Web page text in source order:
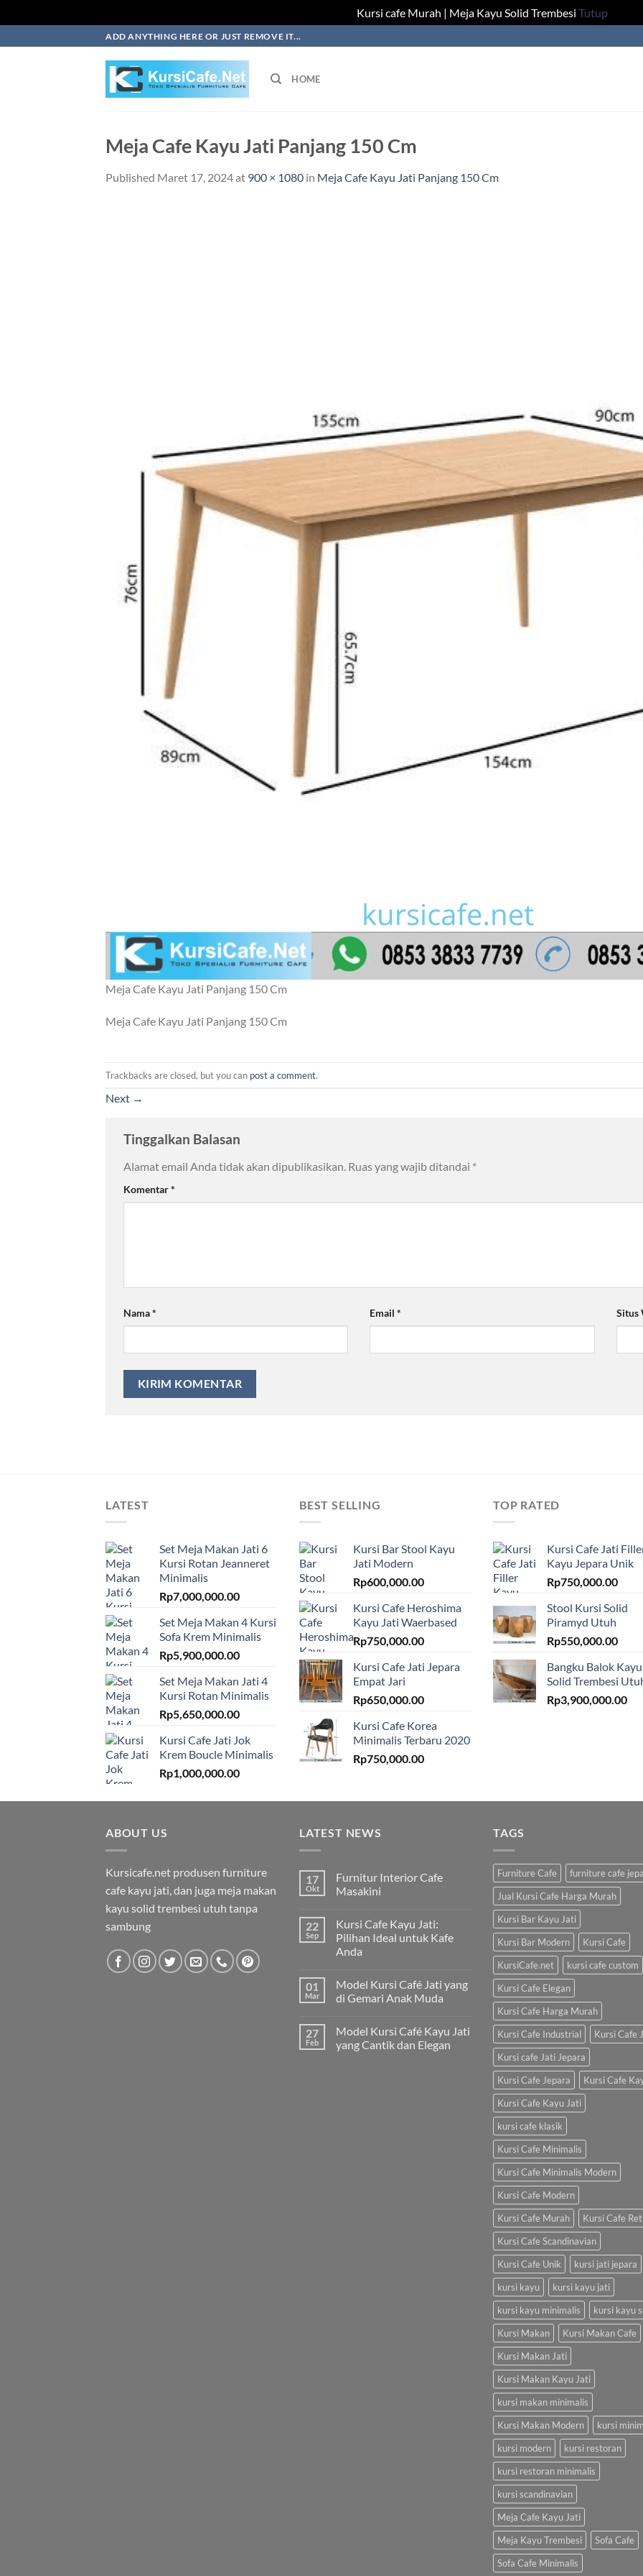
Kursi cafe Murah | Meja Kayu Solid Trembesi Tutup
to
ADD ANYTHING HERE OR JUST REMOVE IT...
HOME
Meja Cafe Kayu Jati Panjang 150 Cm
Published Maret 17, 2024at 900 × 1080 in Meja Cafe Kayu Jati Panjang 150 Cm
Meja Cafe Kayu Jati Panjang 150 Cm
Meja Cafe Kayu Jati Panjang 150 Cm
Trackbacks are closed, but you can post a comment.
Next →
Tinggalkan Balasan
Alamat email Anda tidak akan dipublikasikan. Ruas yang wajib ditandai *
Komentar*
Nama* Email* Situs
LATEST
Set Meja Makan Jati 6
Kursi Rotan Jeanneret
Minimalis
Rp7,000,000.00
Set Meja Makan 4 Kursi
Sofa Krem Minimalis
Rp5,900,000.00
Set Meja Makan Jati 4
Kursi Rotan Minimalis
Rp5,650,000.00
Kursi Cafe Jati Jok
Krem Boucle Minimalis
Rp1,000,000.00
BEST SELLING
Kursi Bar Stool Kayu
Jati Modern
Rp600,000.00
Kursi Cafe Heroshima
Kayu Jati Waerbased
Rp750,000.00
Kursi Cafe Jati Jepara
Empat Jari
Rp650,000.00
Kursi Cafe Korea
Minimalis Terbaru 2020
Rp750,000.00
TOP RATED
Kursi Cafe Jati
Kayu Jepara Unik
Rp750,000.00
Stool Kursi Solid
Piramyd Utuh
Rp550,000.00
Bangku Balok Kayu
Solid Trembesi
Rp3,900,000.00
ABOUT US
Kursicafe.net produsen furniture
cafe kayu jati, dan juga meja makan
kayu solid trembesi utuh tanpa
sambung
LATEST NEWS
17
Okt
Furnitur Interior Cafe
Masakini
22
Sep
Kursi Cafe Kayu Jati:
Pilihan Ideal untuk Kafe
Anda
01
Mar
Model Kursi Café Jati yang
di Gemari Anak Muda
27
Feb
Model Kursi Café Kayu Jati
yang Cantik dan Elegan
TAGS
Furniture Cafe
furniture cafe
Jual Kursi Cafe Harga Murah
Kursi Bar Kayu Jati
Kursi Bar Modern
Kursi Cafe
KursiCafe.net
kursi cafe custom
Kursi Cafe Elegan
Kursi Cafe Harga Murah
Kursi Cafe Industrial
Kursi Cafe
Kursi cafe Jati Jepara
Kursi Cafe Jepara
Kursi Cafe
Kursi Cafe Kayu Jati
kursi cafe klasik
Kursi Cafe Minimalis
Kursi Cafe Minimalis Modern
Kursi Cafe Modern
Kursi Cafe Murah
Kursi Cafe
Kursi Cafe Scandinavian
Kursi Cafe Unik
kursi jati jepara
kursi kayu
kursi kayu jati
kursi kayu minimalis
kursi kayu
Kursi Makan
Kursi Makan Cafe
Kursi Makan Jati
Kursi Makan Kayu Jati
kursi makan minimalis
Kursi Makan Modern
kursi
kursi modern
kursi restoran
kursi restoran minimalis
kursi scandinavian
Meja Cafe Kayu Jati
Meja Kayu Trembesi
Sofa Cafe
Sofa Cafe Minimalis